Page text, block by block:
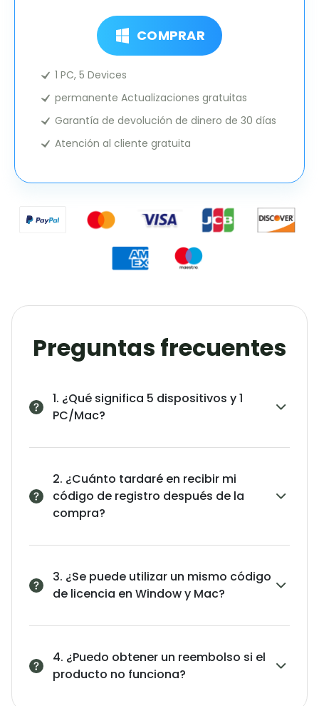
COMPRAR
1 PC, 5 Devices
permanente Actualizaciones gratuitas
Garantía de devolución de dinero de 30 días
Atención al cliente gratuita
Preguntas frecuentes
1. ¿Qué significa 5 dispositivos y 1
PC/Mac?
2. ¿Cuánto tardaré en recibir mi
código de registro después de la
compra?
3. ¿Se puede utilizar un mismo código
de licencia en Window y Mac?
4. ¿Puedo obtener un reembolso si el
producto no funciona?